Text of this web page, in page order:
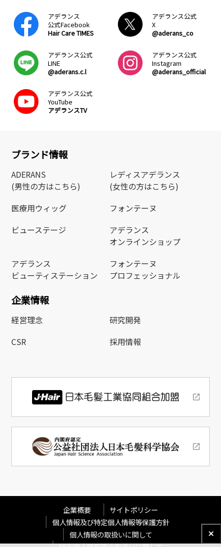
アデランス
公式Facebook
Hair Care TIMES
アデランス公式
X
@aderans_co
アデランス公式
LINE
@aderans.c.l
アデランス公式
Instagram
@aderans_official
アデランス公式
YouTube
アデランスTV
ブランド情報
ADERANS
(男性の方はこちら)
レディスアデランス
(女性の方はこちら)
医療用ウィッグ
フォンテーヌ
ビューステージ
アデランス
オンラインショップ
アデランス
ビューティステーション
フォンテーヌ
プロフェッショナル
企業情報
経営理念
研究開発
CSR
採用情報
企業概要
サイトポリシー
個人情報及び特定個人情報等保護方針
個人情報の取扱いに関して